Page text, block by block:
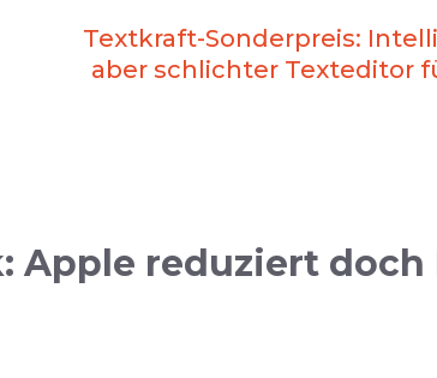
Textkraft-Sonderpreis:
aber schlichter Texteditor
Apple reduziert doch